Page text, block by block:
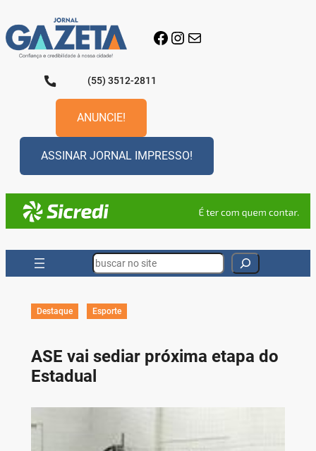
para
o
conteúdo
Facebook
Instagram
E-mail
(55) 3512-2811
ANUNCIE!
ASSINAR JORNAL IMPRESSO!
Search
Destaque Esporte
ASE vai sediar próxima etapa do
Estadual